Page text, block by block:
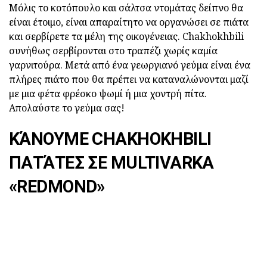
Μόλις το κοτόπουλο και σάλτσα ντομάτας δείπνο θα
είναι έτοιμο, είναι απαραίτητο να οργανώσει σε πιάτα
και σερβίρετε τα μέλη της οικογένειας. Chakhokhbili
συνήθως σερβίρονται στο τραπέζι χωρίς καμία
γαρνιτούρα. Μετά από ένα γεωργιανό γεύμα είναι ένα
πλήρες πιάτο που θα πρέπει να καταναλώνονται μαζί
με μια φέτα φρέσκο ψωμί ή μια χοντρή πίτα.
Απολαύστε το γεύμα σας!
ΚΆΝΟΥΜΕ CHAKHOKHBILI
ΠΑΤΆΤΕΣ ΣΕ MULTIVARKA
«REDMOND»